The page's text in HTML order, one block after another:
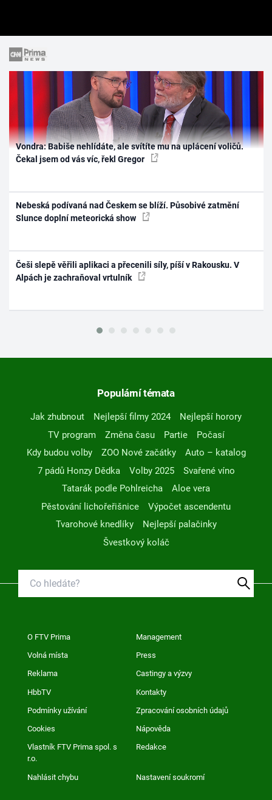
Vondra: Babiše nehlídáte, ale svítíte mu na uplácení voličů.
Čekal jsem od vás víc, řekl Gregor
Nebeská podívaná nad Českem se blíží. Působivé zatmění
Slunce doplní meteorická show
Češi slepě věřili aplikaci a přecenili síly, píší v Rakousku. V
Alpách je zachraňoval vrtulník
Populární témata
Jak zhubnout Nejlepší filmy 2024
Nejlepší horory
TV program
Změna času Partie
Počasí
Kdy budou volby
ZOO Nové začátky
Auto – katalog
7 pádů Honzy Dědka
Volby 2025
Svařené víno
Tatarák podle Pohlreicha
Aloe vera
Pěstování lichořeřišnice
Výpočet ascendentu
Tvarohové knedlíky
Nejlepší palačinky
Švestkový koláč
O FTV Prima Management
Volná místa Press
Reklama Castingy a výzvy
HbbTV Kontakty
Podmínky užívání Zpracování osobních údajů
Cookies Nápověda
Vlastník FTV Prima spol. s
r.o.
Redakce
Nahlásit chybu Nastavení soukromí